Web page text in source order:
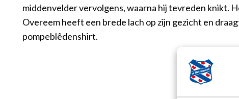
middenvelder vervolgens, waarna hij tevreden knikt.
Overeem heeft een brede lach op zijn gezicht en
pompeblêdenshirt.